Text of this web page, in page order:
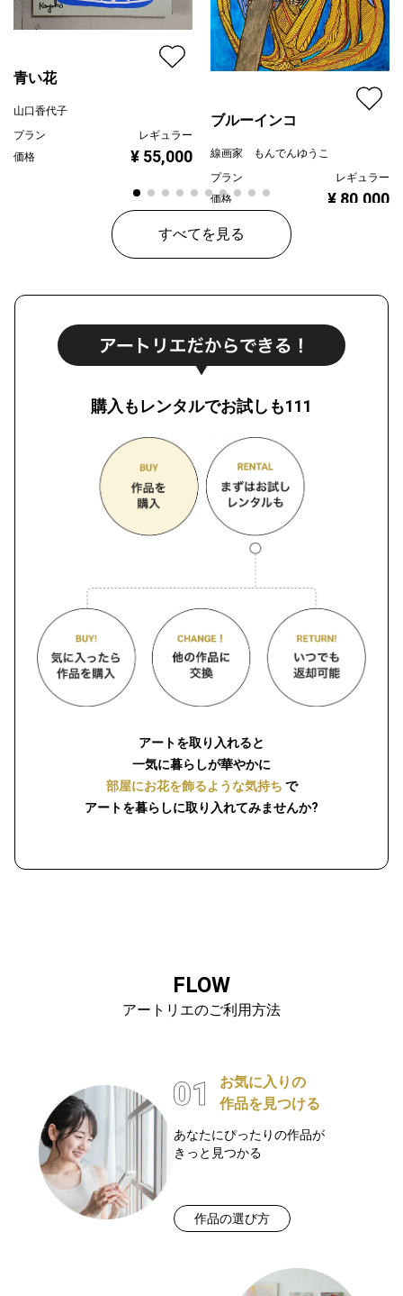
青い花
山口香代子
プラン
レギュラー
価格
¥ 55,000
ブルーインコ
線画家 もんでんゆうこ
プラン
レギュラー
価格
¥ 80,000
すべてを見る
購入もレンタルでお試しも111
アートを取り入れると
一気に暮らしが華やかに
部屋にお花を飾るような気持ち で
アートを暮らしに取り入れてみませんか?
FLOW
アートリエのご利用方法
お気に入りの
作品を見つける
あなたにぴったりの作品が
きっと見つかる
作品の選び方